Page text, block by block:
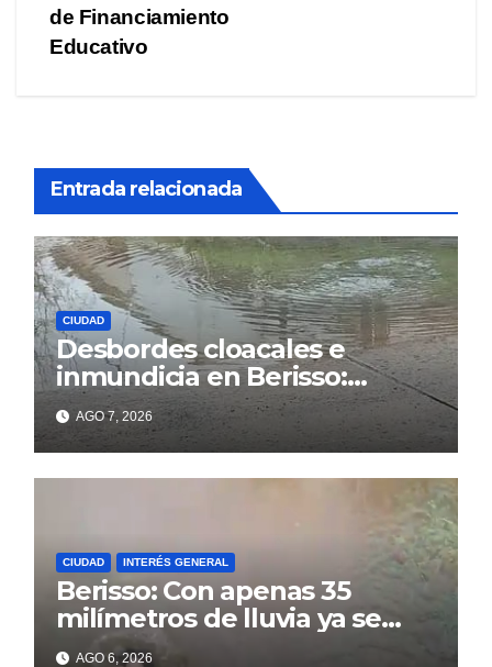
de Financiamiento
Educativo
Entrada relacionada
CIUDAD
Desbordes cloacales e
inmundicia en Berisso:
colapso de la red en la calle
14AGO 7, 2026
CIUDAD INTERÉS GENERAL
Berisso: Con apenas 35
milímetros de lluvia ya se
sienten los problemas
AGO 6, 2026